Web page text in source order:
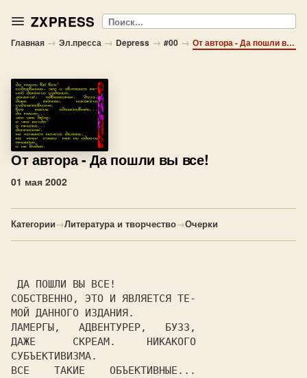
ZXPRESS Поиск
Главная → Эл.пресса → Depress → #00 → От автора - Да пошли вы все!
От автора- Да пошли вы все!
01 мая 2002
Категории→Литература и творчество→Очерки
СОБСТВЕННО, ЭТО И ЯВЛЯЕТСЯ ТЕ-
МОЙ ДАННОГО ИЗДАНИЯ.
ЛАМЕРГЫ,   АДВЕНТУРЕР,   БУЗЗ,
ДАЖЕ      СКРЕАМ.     НИКАКОГО
СУБЪЕКТИВИЗМА.
ВСЕ    ТАКИЕ    ОБЪЕКТИВНЫЕ...